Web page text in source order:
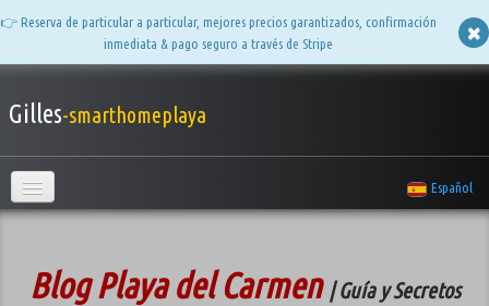
👉 Reserva de particular a particular, mejores precios garantizados, confirmación
inmediata & pago seguro a través de Stripe
Gilles-smarthomeplaya
Español
Apartamentos
Blog Playa del Carmen | Guía y Secretos